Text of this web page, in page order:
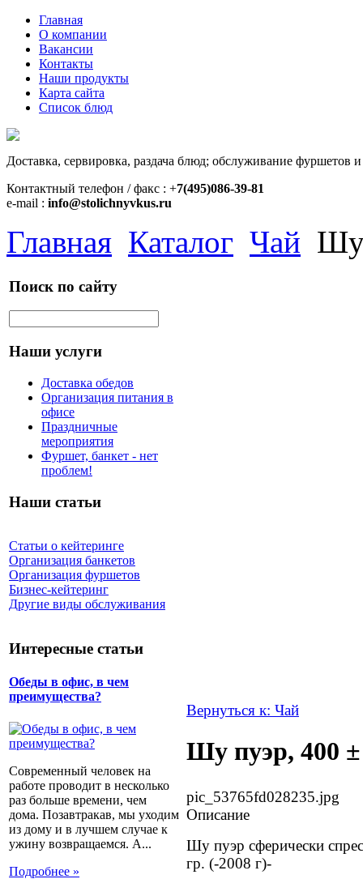
Главная
О компании
Вакансии
Контакты
Наши продукты
Карта сайта
Список блюд
Доставка, сервировка, раздача блюд; обслуживание фуршетов
Контактный телефон / факс : +7(495)086-39-81
e-mail : info@stolichnyvkus.ru
Главная Каталог Чай Шу
Поиск по сайту
Наши услуги
Доставка обедов
Организация питания в
офисе
Праздничные
мероприятия
Фуршет, банкет - нет
проблем!
Наши статьи
Статьи о кейтеринге
Организация банкетов
Организация фуршетов
Бизнес-кейтеринг
Другие виды обслуживания
Интересные статьи
Обеды в офис, в чем
преимущества?
Современный человек на
работе проводит в несколько
раз больше времени, чем
дома. Позавтракав, мы уходим
из дому и в лучшем случае к
ужину возвращаемся. А...
Подробнее »
Вернуться к: Чай
Шу пуэр, 400 ±
pic_53765fd028235.jpg
Описание
Шу пуэр сферически
гр. (-2008 г)-